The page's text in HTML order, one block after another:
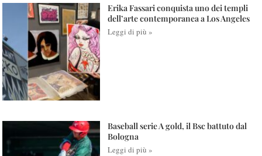
Erika Fassari conquista uno dei templi
dell’arte contemporanea a Los Angeles
Leggi di più »
Baseball serie A gold, il Bsc battuto dal
Bologna
Leggi di più »